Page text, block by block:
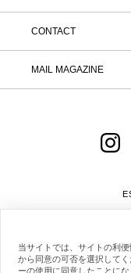
CONTACT
MAIL MAGAZINE
当サイトでは、サイトの利
から同意の可否を選択して
ーの使用に同意したことに